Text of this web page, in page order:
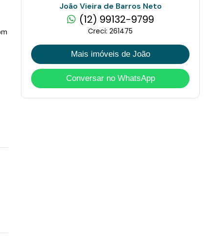
João Vieira de Barros Neto
(12) 99132-9799
Creci: 261475
Mais imóveis de João
Conversar no WhatsApp